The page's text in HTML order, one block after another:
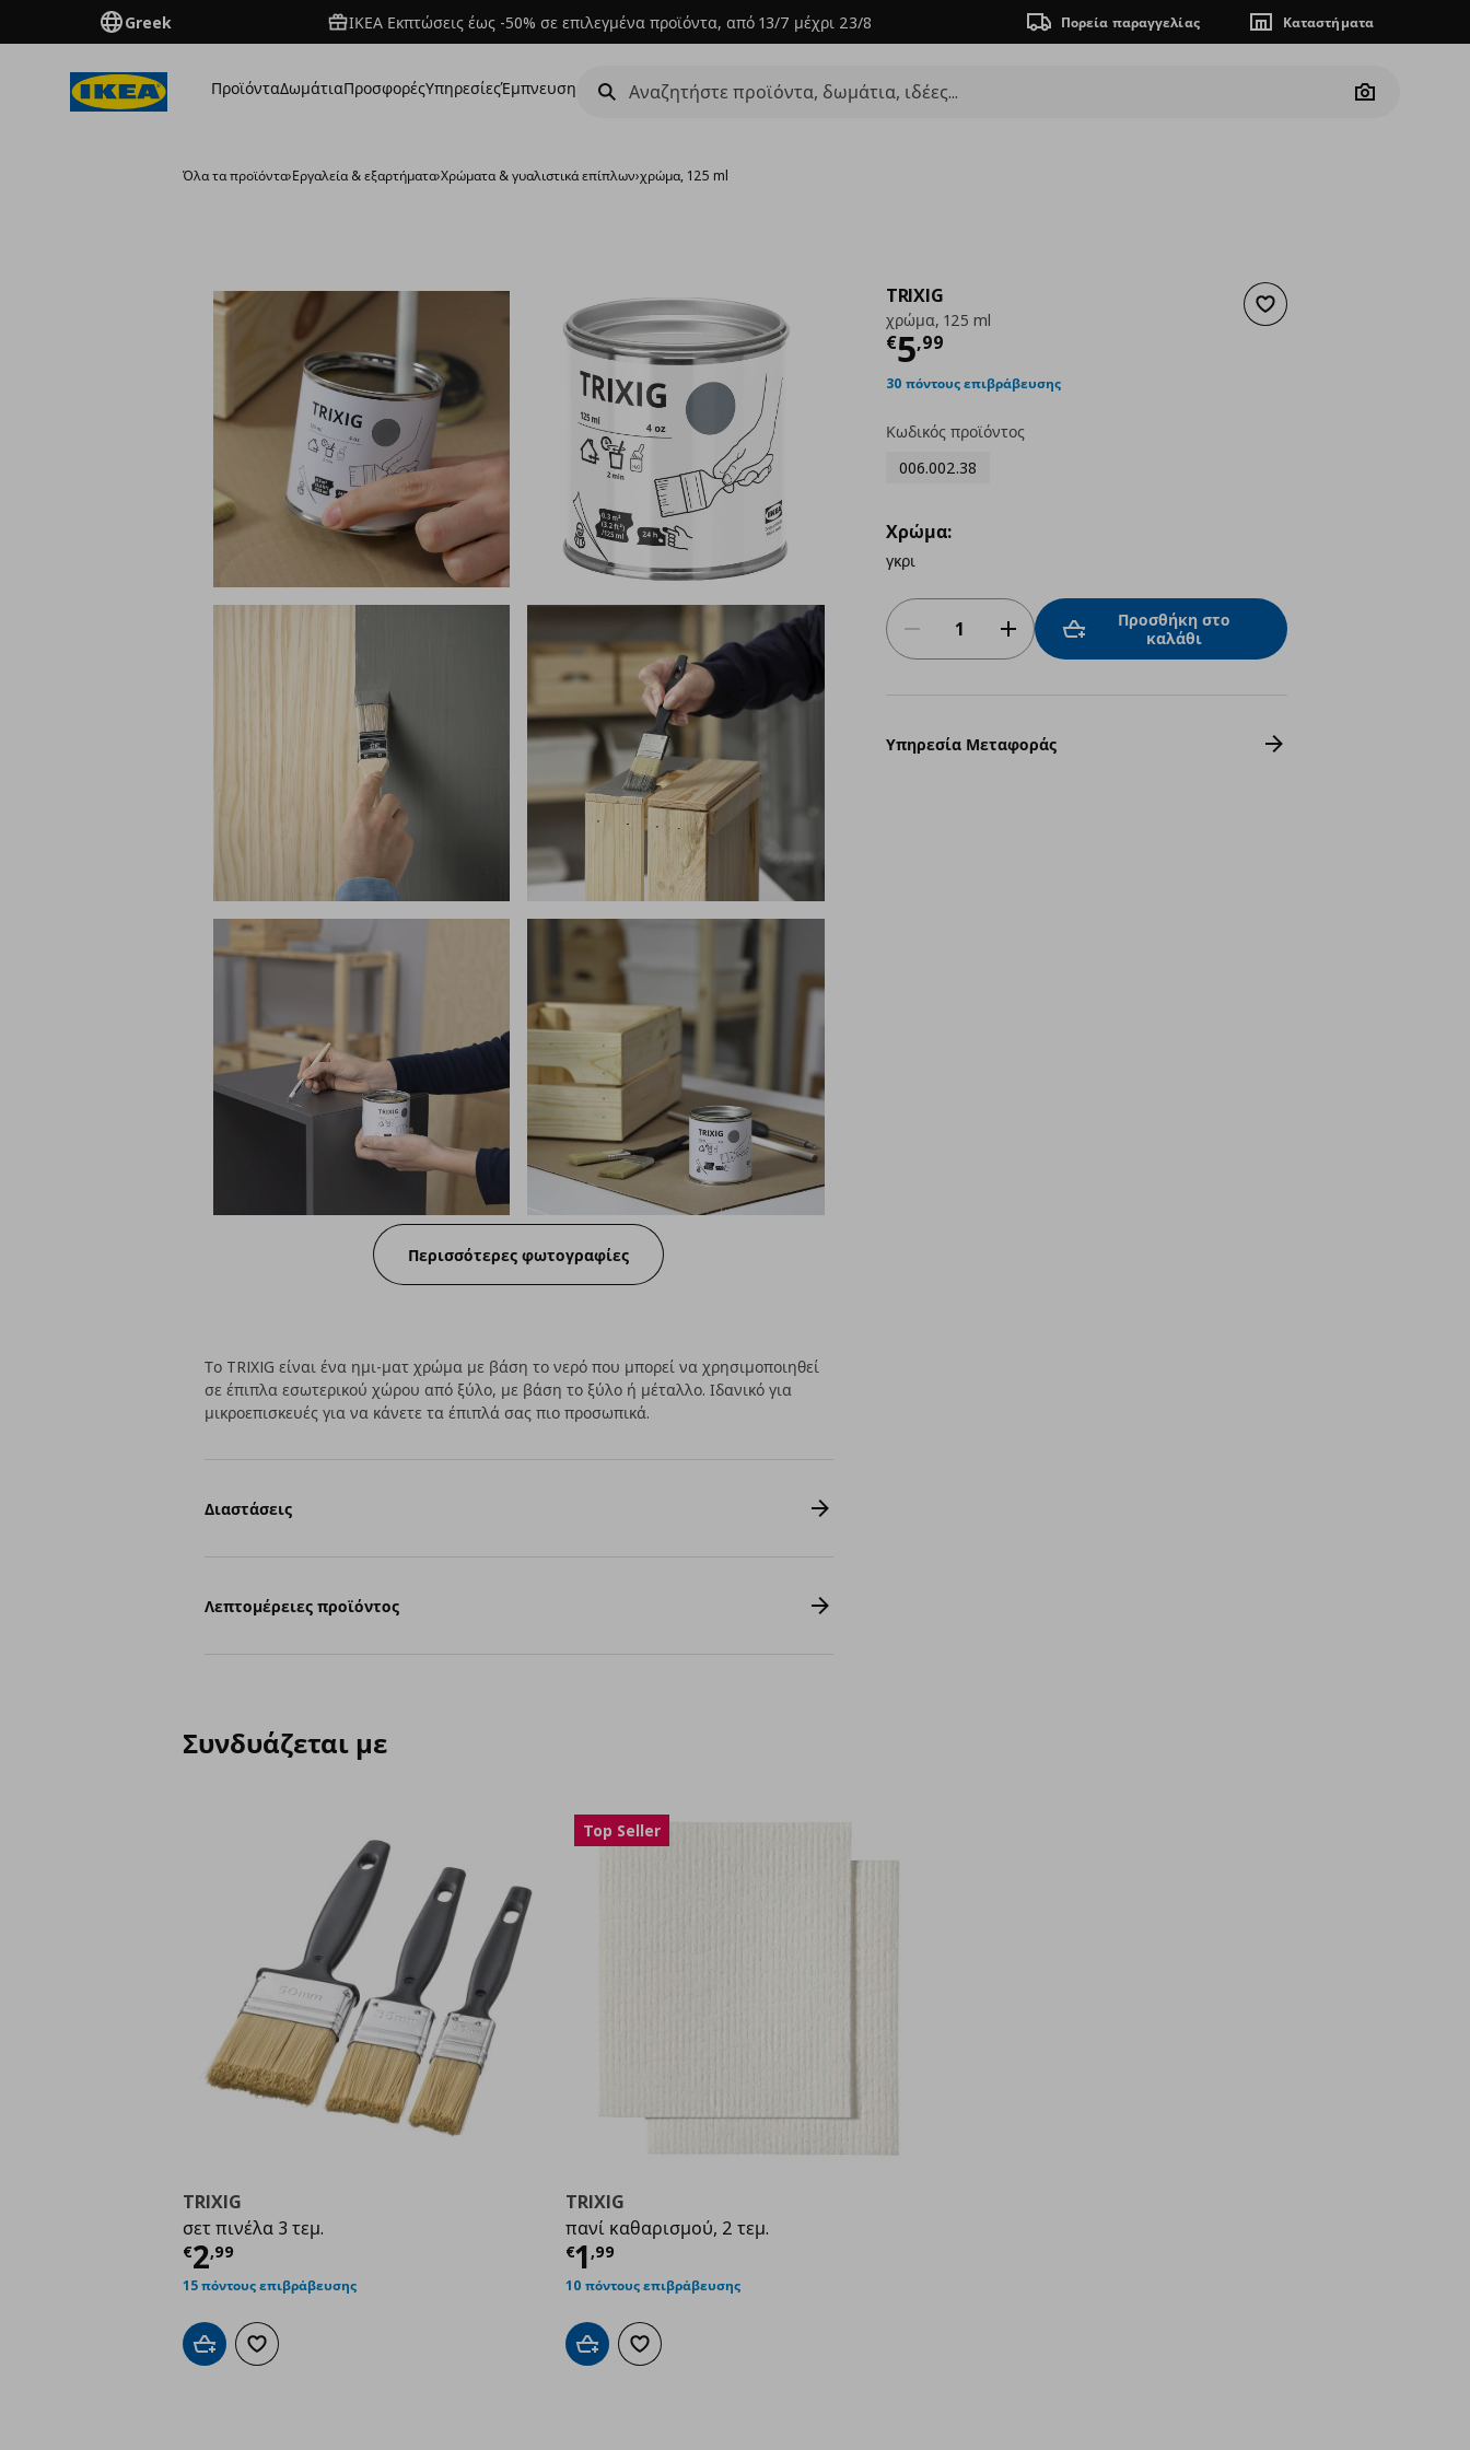
Greek ΙΚΕΑ Εκπτώσεις έως -50% σε επιλεγμένα προϊόντα, από 13/7 μέχρι 23/8 Πορεία παραγγελίας Καταστήματα
ΠροϊόνταΔωμάτιαΠροσφορέςΥπηρεσίεςΈμπνευση
Camera
Όλα τα προϊόντα›Εργαλεία & εξαρτήματα›Χρώματα & γυαλιστικά επίπλων›χρώμα, 125 ml
Περισσότερες φωτογραφίες
Προσθήκη στα αγαπημένα
TRIXIG
χρώμα, 125 ml
€5,99
Τρέχουσα τιμή
30 πόντους επιβράβευσης
Κωδικός προϊόντος
006.002.38
Χρώμα:
γκρι
Προσθήκη στο
καλάθι
Υπηρεσία Μεταφοράς
Το TRIXIG είναι ένα ημι-ματ χρώμα με βάση το νερό που μπορεί να χρησιμοποιηθεί
σε έπιπλα εσωτερικού χώρου από ξύλο, με βάση το ξύλο ή μέταλλο. Ιδανικό για
μικροεπισκευές για να κάνετε τα έπιπλά σας πιο προσωπικά.
Διαστάσεις
Λεπτομέρειες προϊόντος
Συνδυάζεται με
TRIXIG
σετ πινέλα 3 τεμ.
€2,99
Τρέχουσα τιμή
15 πόντους επιβράβευσης
Προσθήκη στο καλάθι
Προσθήκη στα αγαπημένα
Top Seller
TRIXIG
πανί καθαρισμού, 2 τεμ.
€1,99
Τρέχουσα τιμή
10 πόντους επιβράβευσης
Προσθήκη στο καλάθι
Προσθήκη στα αγαπημένα